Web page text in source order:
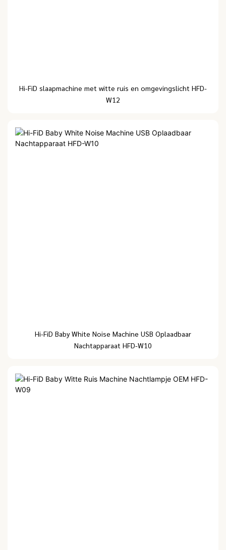
Hi-FiD slaapmachine met witte ruis en omgevingslicht HFD-
W12
Hi-FiD Baby White Noise Machine USB Oplaadbaar
Nachtapparaat HFD-W10